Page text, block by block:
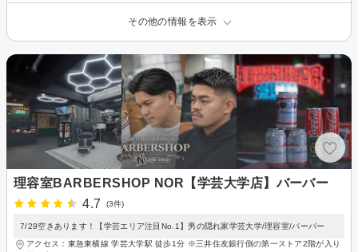
その他の情報を表示
理容室BARBERSHOP NOR【学芸大学店】バーバー
4.7
(3件)
7/29空きあります！【学芸エリア注目No.1】男の隠れ家学芸大学/理容室/バーバー
アクセス：東急東横線 学芸大学駅 徒歩1分 ※三井住友銀行側の第一ストア2階が入り